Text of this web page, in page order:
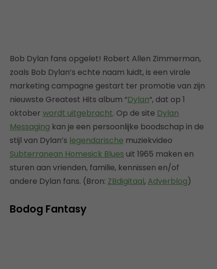
Bob Dylan fans opgelet! Robert Allen Zimmerman,
zoals Bob Dylan’s echte naam luidt, is een virale
marketing campagne gestart ter promotie van zijn
nieuwste Greatest Hits album “Dylan“, dat op 1
oktober wordt uitgebracht. Op de site Dylan
Messaging kan je een persoonlijke boodschap in de
stijl van Dylan’s legendarische muziekvideo
Subterranean Homesick Blues uit 1965 maken en
sturen aan vrienden, familie, kennissen en/of
andere Dylan fans. (Bron: ZBdigitaal, Adverblog)
Bodog Fantasy